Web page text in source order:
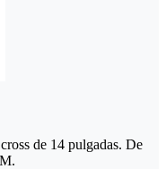
de 14 pulgadas. De